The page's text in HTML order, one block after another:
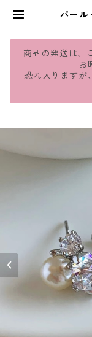
パール
商品の発送は、
お
恐れ入りますが